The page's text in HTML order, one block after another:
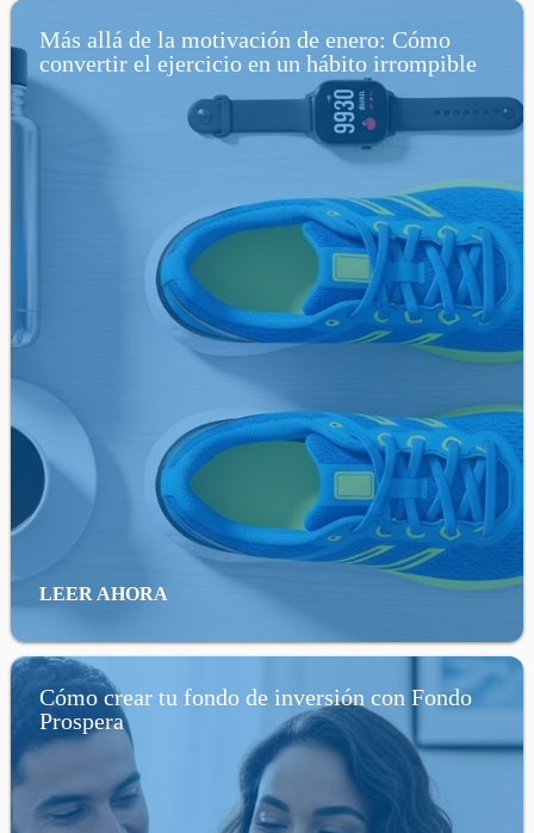
Más allá de la motivación de enero: Cómo
convertir el ejercicio en un hábito irrompible
LEER AHORA
Cómo crear tu fondo de inversión con Fondo
Prospera